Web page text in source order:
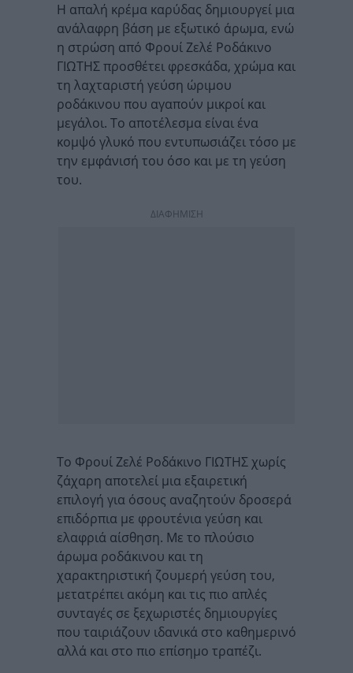
Η απαλή κρέμα καρύδας δημιουργεί μια
ανάλαφρη βάση με εξωτικό άρωμα, ενώ
η στρώση από Φρουί Ζελέ Ροδάκινο
ΓΙΩΤΗΣ προσθέτει φρεσκάδα, χρώμα και
τη λαχταριστή γεύση ώριμου
ροδάκινου που αγαπούν μικροί και
μεγάλοι. Το αποτέλεσμα είναι ένα
κομψό γλυκό που εντυπωσιάζει τόσο με
την εμφάνισή του όσο και με τη γεύση
του.
ΔΙΑΦΗΜΙΣΗ
Το Φρουί Ζελέ Ροδάκινο ΓΙΩΤΗΣ χωρίς
ζάχαρη αποτελεί μια εξαιρετική
επιλογή για όσους αναζητούν δροσερά
επιδόρπια με φρουτένια γεύση και
ελαφριά αίσθηση. Με το πλούσιο
άρωμα ροδάκινου και τη
χαρακτηριστική ζουμερή γεύση του,
μετατρέπει ακόμη και τις πιο απλές
συνταγές σε ξεχωριστές δημιουργίες
που ταιριάζουν ιδανικά στο καθημερινό
αλλά και στο πιο επίσημο τραπέζι.